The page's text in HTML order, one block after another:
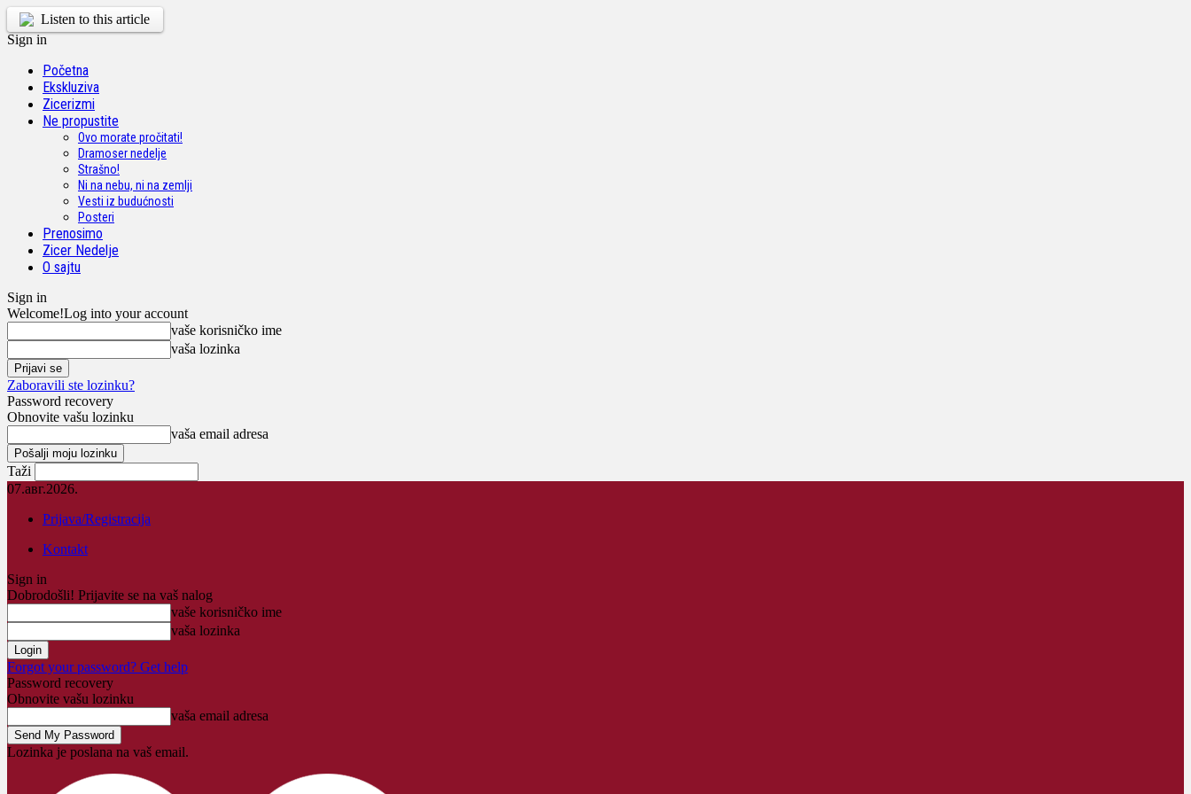
Listen to this article
Sign in
Početna
Ekskluziva
Zicerizmi
Ne propustite
Ovo morate pročitati!
Dramoser nedelje
Strašno!
Ni na nebu, ni na zemlji
Vesti iz budućnosti
Posteri
Prenosimo
Zicer Nedelje
O sajtu
Sign in
Welcome!Log into your account
vaše korisničko ime
vaša lozinka
Zaboravili ste lozinku?
Password recovery
Obnovite vašu lozinku
vaša email adresa
Taži
07.авг.2026.
Prijava/Registracija
Kontakt
Sign in
Dobrodošli! Prijavite se na vaš nalog
vaše korisničko ime
vaša lozinka
Forgot your password? Get help
Password recovery
Obnovite vašu lozinku
vaša email adresa
Lozinka je poslana na vaš email.